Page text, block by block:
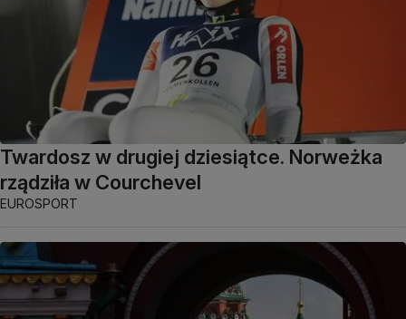
Twardosz w drugiej dziesiątce. Norweżka
rządziła w Courchevel
EUROSPORT